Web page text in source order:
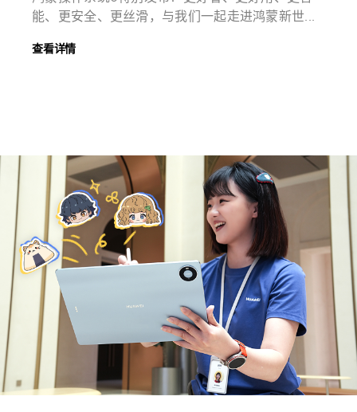
能、更安全、更丝滑，与我们一起走进鸿蒙新世...
查看详情